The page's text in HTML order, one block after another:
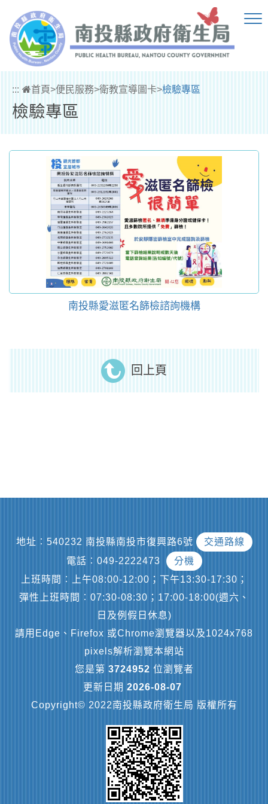
::: 首頁>便民服務>衛教宣導圖卡>檢驗專區
檢驗專區
南投縣愛滋匿名篩檢諮詢機構
回上頁
地址︰540232 南投縣南投市復興路6號
交通路線
電話︰049-2222473
分機
上班時間︰上午08:00-12:00；下午13:30-17:30；
彈性上班時間︰07:30-08:30；17:00-18:00(週六、
日及例假日休息)
請用Edge、Firefox 或Chrome瀏覽器以及1024x768
pixels解析瀏覽本網站
您是第 3724952 位瀏覽者
更新日期 2026-08-07
Copyright© 2022南投縣政府衛生局 版權所有